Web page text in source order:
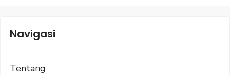
Navigasi
Tentang